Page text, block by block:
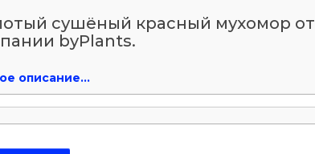
сушёный красный мухомор от
byPlants.
описание...